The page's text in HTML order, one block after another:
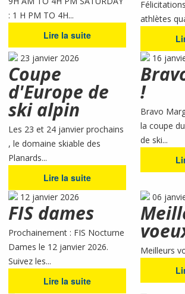
: 1 H PM TO 4H...
Lire la suite
athlètes
23 janvier 2026
Coupe
d'Europe de
ski alpin
Les 23 et 24 janvier prochains
, le domaine skiable des
Planards...
Lire la suite
16
!
Bravo
la coupe
de ski...
12 janvier 2026
FIS dames
Prochainement : FIS Nocturne
Dames le 12 janvier 2026.
Suivez les...
Lire la suite
06
Meilleurs